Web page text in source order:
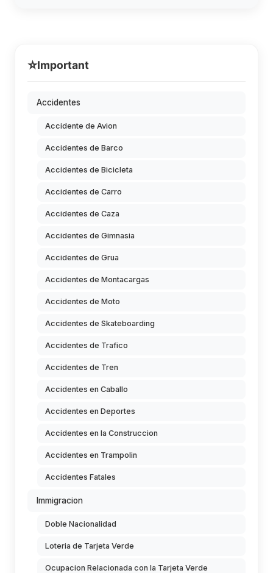
⭐Important
Accidentes
Accidente de Avion
Accidentes de Barco
Accidentes de Bicicleta
Accidentes de Carro
Accidentes de Caza
Accidentes de Gimnasia
Accidentes de Grua
Accidentes de Montacargas
Accidentes de Moto
Accidentes de Skateboarding
Accidentes de Trafico
Accidentes de Tren
Accidentes en Caballo
Accidentes en Deportes
Accidentes en la Construccion
Accidentes en Trampolin
Accidentes Fatales
Immigracion
Doble Nacionalidad
Loteria de Tarjeta Verde
Ocupacion Relacionada con la Tarjeta Verde